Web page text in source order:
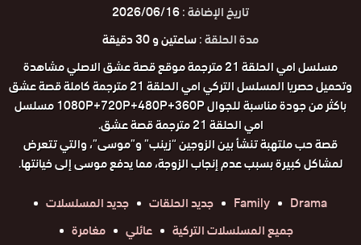
تاريخ الإضافة :2026/06/16
مدة الحلقة :ساعتين و 30 دقيقة
مسلسل امي الحلقة 21 مترجمة موقع قصة عشق الاصلي مشاهدة
وتحميل حصريا المسلسل التركي امي الحلقة 21 مترجمة كاملة قصة عشق
باكثر من جودة مناسبة للجوال 1080P+720P+480P+360P مسلسل
امي الحلقة 21 مترجمة قصة عشق.
قصة حب ملتهبة تنشأ بين الزوجين “زينب” و”موسى”، والتي تتعرض
لمشاكل كبيرة بسبب عدم إنجاب الزوجة، مما يدفع موسى إلى خيانتها.
Drama
Family جديد الحلقات
جديد المسلسلات
جميع المسلسلات التركية
عائلي مغامرة